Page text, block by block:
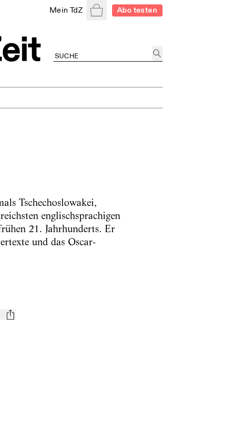
Mein TdZ WarenkorbAbo testen
Tschechoslowakei,
englischsprachigen
21. Jahrhunderts. Er
und das Oscar-
mail